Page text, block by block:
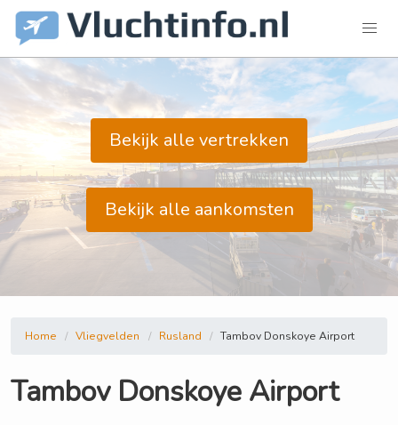
Bekijk alle vertrekken
Bekijk alle aankomsten
Home Vliegvelden Rusland Tambov Donskoye Airport
Tambov Donskoye Airport